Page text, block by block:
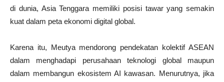
di dunia, Asia Tenggara memiliki posisi tawar yang semakin
kuat dalam peta ekonomi digital global.
Karena itu, Meutya mendorong pendekatan kolektif ASEAN
dalam menghadapi perusahaan teknologi global maupun
dalam membangun ekosistem AI kawasan. Menurutnya, jika